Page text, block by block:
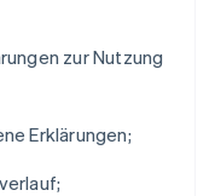
zur Nutzung
Erklärungen;